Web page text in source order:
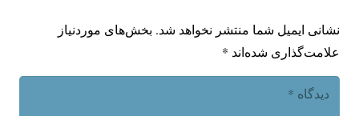
نشانی ایمیل شما منتشر نخواهد شد. بخش‌های موردنیاز
علامت‌گذاری شده‌اند *